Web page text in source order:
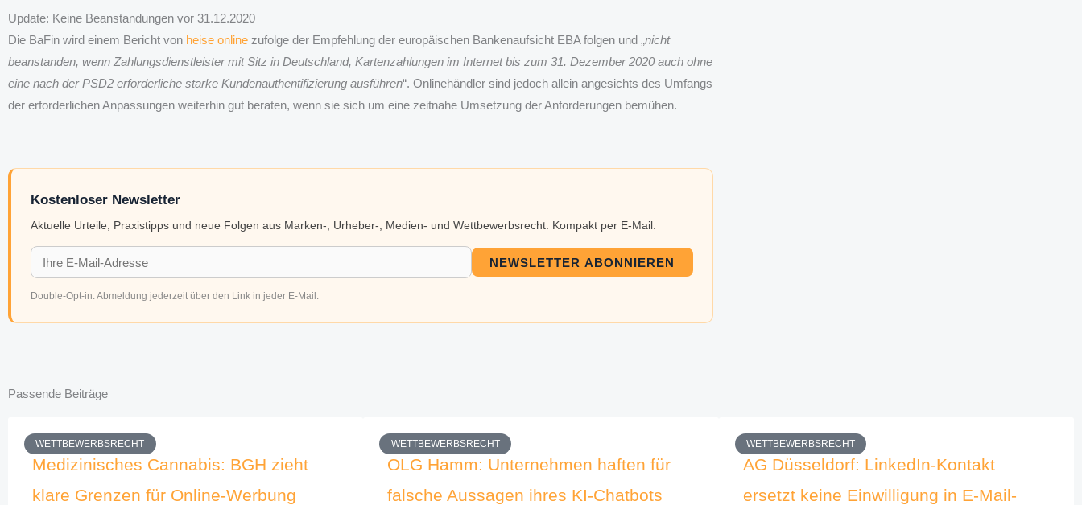
Update: Keine Beanstandungen vor 31.12.2020
Die BaFin wird einem Bericht von heise online zufolge der Empfehlung der europäischen Bankenaufsicht EBA folgen und „nicht
beanstanden, wenn Zahlungsdienstleister mit Sitz in Deutschland, Kartenzahlungen im Internet bis zum 31. Dezember 2020 auch ohne
eine nach der PSD2 erforderliche starke Kundenauthentifizierung ausführen“. Onlinehändler sind jedoch allein angesichts des Umfangs
der erforderlichen Anpassungen weiterhin gut beraten, wenn sie sich um eine zeitnahe Umsetzung der Anforderungen bemühen.
Kostenloser Newsletter
Aktuelle Urteile, Praxistipps und neue Folgen aus Marken-, Urheber-, Medien- und Wettbewerbsrecht. Kompakt per E-Mail.
NEWSLETTER ABONNIEREN
Double-Opt-in. Abmeldung jederzeit über den Link in jeder E-Mail.
Passende Beiträge
WETTBEWERBSRECHT
Medizinisches Cannabis: BGH zieht
klare Grenzen für Online-Werbung
WETTBEWERBSRECHT
OLG Hamm: Unternehmen haften für
falsche Aussagen ihres KI-Chatbots
WETTBEWERBSRECHT
AG Düsseldorf: LinkedIn-Kontakt
ersetzt keine Einwilligung in E-Mail-